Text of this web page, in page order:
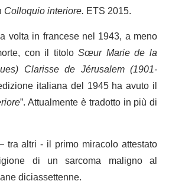
Colloquio interiore.ETS 2015.
volta in francese nel 1943, a meno
con il titoloSœur Marie de la
Clarisse de Jérusalem (1901-
italiana del 1945 ha avuto il
”. Attualmente è tradotto in più di
tra altri - il primo miracolo attestato
di un sarcoma maligno al